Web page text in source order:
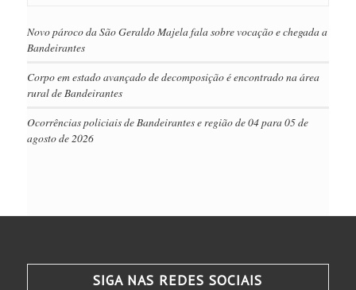
Novo pároco da São Geraldo Majela fala sobre vocação e chegada a
Bandeirantes
Corpo em estado avançado de decomposição é encontrado na área
rural de Bandeirantes
Ocorrências policiais de Bandeirantes e região de 04 para 05 de
agosto de 2026
SIGA NAS REDES SOCIAIS